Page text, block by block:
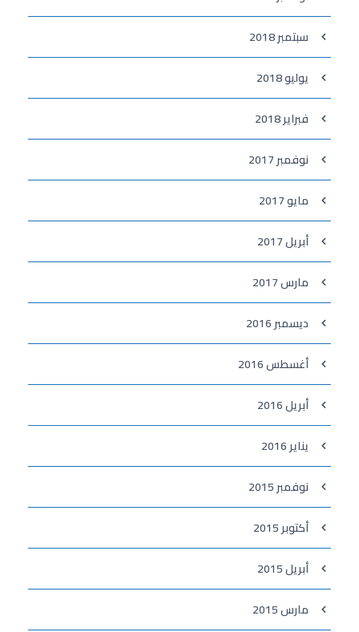
سبتمبر 2018
يوليو 2018
فبراير 2018
نوفمبر 2017
مايو 2017
أبريل 2017
مارس 2017
ديسمبر 2016
أغسطس 2016
أبريل 2016
يناير 2016
نوفمبر 2015
أكتوبر 2015
أبريل 2015
مارس 2015